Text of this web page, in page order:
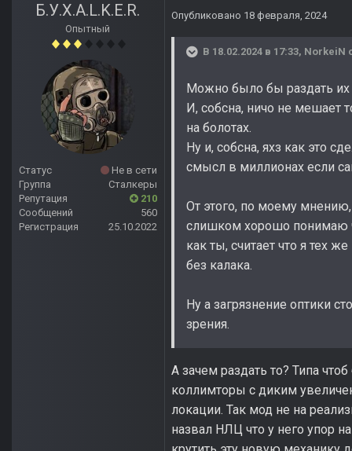
Б.У.Х.А.L.K.E.R.
Опытный
Статус
Не в сети
Группа
Сталкеры
Репутация
210
Сообщений
560
Регистрация
25.10.2022
Опубликовано 18 февраля, 2024
В 18.02.2024 в 17:33, NorkeiN
Можно было бы раздать
И, собсна, ничо не мешает
на болотах.
Ну и, собсна, яхз как это
смысл в миллионах если
От этого, по моему мнению,
слишком хорошо понимаю
как ты, считает что я тех
без калака.
Ну а загрязнение оптики
зрения.
А зачем раздать то? Типа
коллимторы с диким
локации. Так мод не на
назвал НЛЦ что у него упор